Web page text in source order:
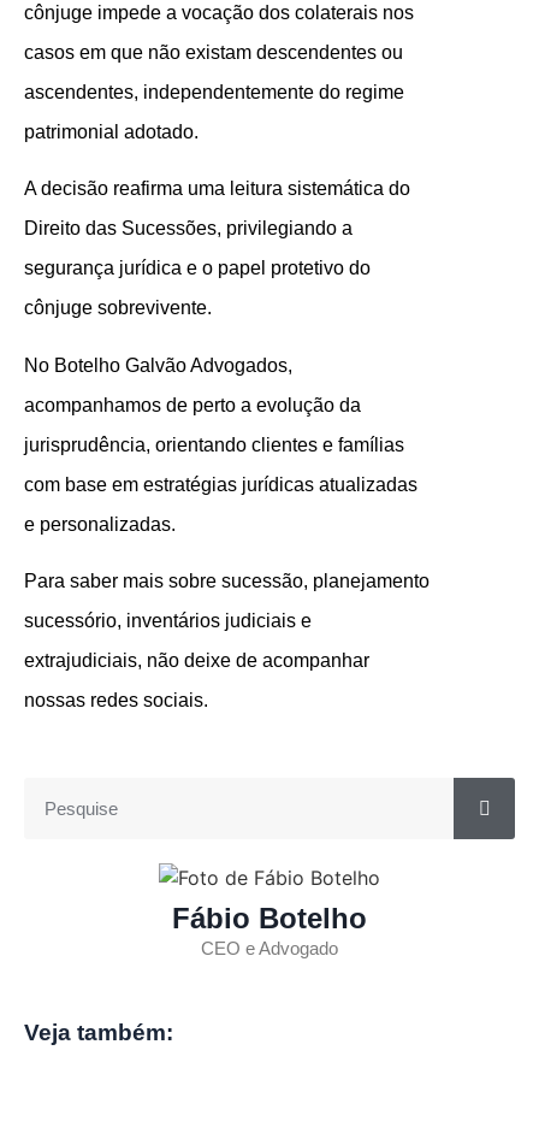
cônjuge impede a vocação dos colaterais nos
casos em que não existam descendentes ou
ascendentes, independentemente do regime
patrimonial adotado.
A decisão reafirma uma leitura sistemática do
Direito das Sucessões, privilegiando a
segurança jurídica e o papel protetivo do
cônjuge sobrevivente.
No Botelho Galvão Advogados,
acompanhamos de perto a evolução da
jurisprudência, orientando clientes e famílias
com base em estratégias jurídicas atualizadas
e personalizadas.
Para saber mais sobre sucessão, planejamento
sucessório, inventários judiciais e
extrajudiciais, não deixe de acompanhar
nossas redes sociais.
Fábio Botelho
CEO e Advogado
Veja também: